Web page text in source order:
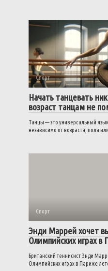
Спорт
Начать танцевать
возраст танцам не
Танцы — это универсальный
независимо от возраста, пола
Спорт
Энди Маррей хочет
Олимпийских играх в
Британский теннисист Энди
Олимпийских играх в Париже